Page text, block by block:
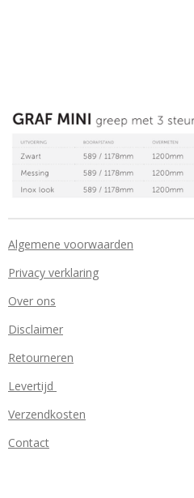
Algemene voorwaarden
Privacy verklaring
Over ons
Disclaimer
Retourneren
Levertijd
Verzendkosten
Contact